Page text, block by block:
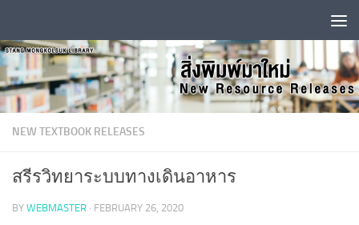
NEW TEXTBOOK RELEASES
สรีรวิทยาระบบทางเดินอาหาร
BY WEBMASTER · FEBRUARY 26, 2020